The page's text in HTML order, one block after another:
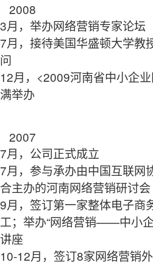
2008
3月，举办网络营销专家论坛
7月，接待美国华盛顿大学教
问
12月，<2009河南省中小企
满举办
2007
7月，公司正式成立
7月，参与承办由中国互联网
合主办的河南网络营销研讨会
9月，签订第一家整体电子商
工；举办“网络营销——中小
讲座
10-12月，签订8家网络营销